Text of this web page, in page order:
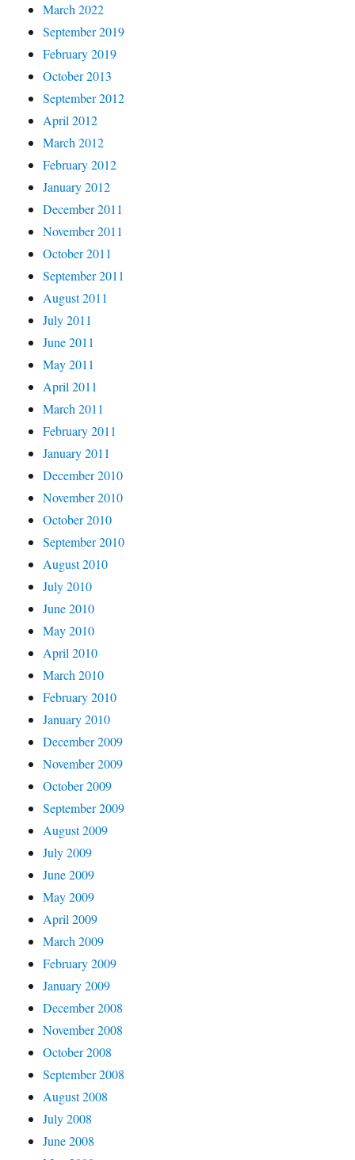
March 2022
September 2019
February 2019
October 2013
September 2012
April 2012
March 2012
February 2012
January 2012
December 2011
November 2011
October 2011
September 2011
August 2011
July 2011
June 2011
May 2011
April 2011
March 2011
February 2011
January 2011
December 2010
November 2010
October 2010
September 2010
August 2010
July 2010
June 2010
May 2010
April 2010
March 2010
February 2010
January 2010
December 2009
November 2009
October 2009
September 2009
August 2009
July 2009
June 2009
May 2009
April 2009
March 2009
February 2009
January 2009
December 2008
November 2008
October 2008
September 2008
August 2008
July 2008
June 2008